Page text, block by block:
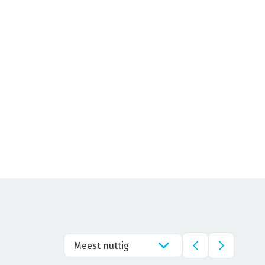
Meest nuttig